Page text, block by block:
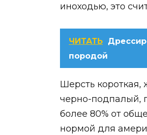
иноходью, это
ЧИТАТЬ
породой
Шерсть короткая,
черно-подпалый,
более 80% от
нормой для